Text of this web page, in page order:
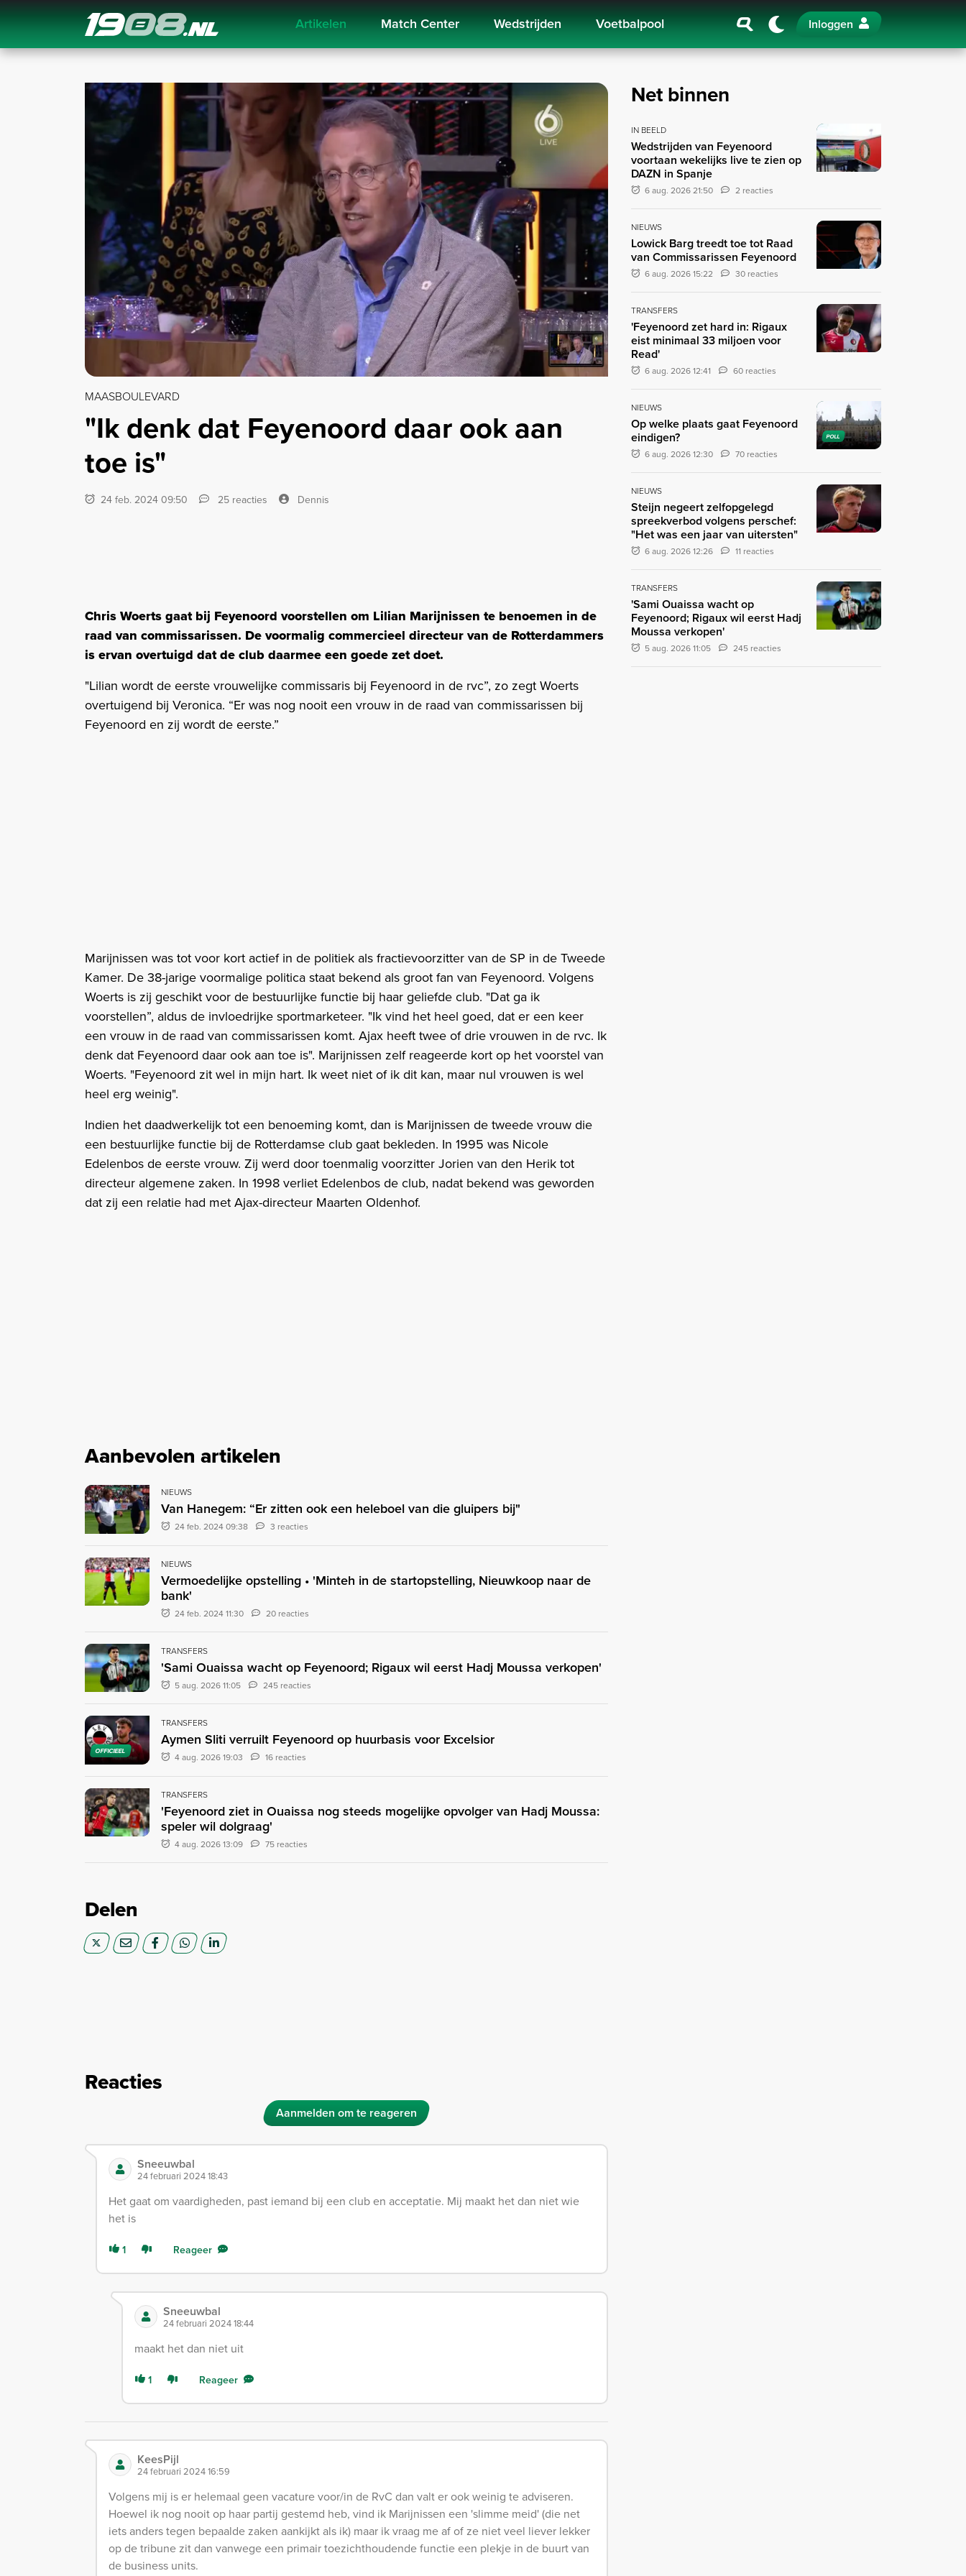
Navigation Artikelen Match Center Wedstrijden Voetbalpool Inloggen
MAASBOULEVARD
"Ik denk dat Feyenoord daar ook aan
toe is"
24 feb. 2024 09:50 25 reacties Dennis
Chris Woerts gaat bij Feyenoord voorstellen om Lilian Marijnissen te benoemen in de
raad van commissarissen. De voormalig commercieel directeur van de Rotterdammers
is ervan overtuigd dat de club daarmee een goede zet doet.
"Lilian wordt de eerste vrouwelijke commissaris bij Feyenoord in de rvc”, zo zegt Woerts
overtuigend bij Veronica. “Er was nog nooit een vrouw in de raad van commissarissen bij
Feyenoord en zij wordt de eerste.”
Marijnissen was tot voor kort actief in de politiek als fractievoorzitter van de SP in de Tweede
Kamer. De 38-jarige voormalige politica staat bekend als groot fan van Feyenoord. Volgens
Woerts is zij geschikt voor de bestuurlijke functie bij haar geliefde club. "Dat ga ik
voorstellen”, aldus de invloedrijke sportmarketeer. "Ik vind het heel goed, dat er een keer
een vrouw in de raad van commissarissen komt. Ajax heeft twee of drie vrouwen in de rvc. Ik
denk dat Feyenoord daar ook aan toe is". Marijnissen zelf reageerde kort op het voorstel van
Woerts. "Feyenoord zit wel in mijn hart. Ik weet niet of ik dit kan, maar nul vrouwen is wel
heel erg weinig".
Indien het daadwerkelijk tot een benoeming komt, dan is Marijnissen de tweede vrouw die
een bestuurlijke functie bij de Rotterdamse club gaat bekleden. In 1995 was Nicole
Edelenbos de eerste vrouw. Zij werd door toenmalig voorzitter Jorien van den Herik tot
directeur algemene zaken. In 1998 verliet Edelenbos de club, nadat bekend was geworden
dat zij een relatie had met Ajax-directeur Maarten Oldenhof.
Aanbevolen artikelen
NIEUWS
Van Hanegem: “Er zitten ook een heleboel van die gluipers bij"
24 feb. 2024 09:38 3 reacties
NIEUWS
Vermoedelijke opstelling • 'Minteh in de startopstelling, Nieuwkoop naar de
bank'
24 feb. 2024 11:30 20 reacties
TRANSFERS
'Sami Ouaissa wacht op Feyenoord; Rigaux wil eerst Hadj Moussa verkopen'
5 aug. 2026 11:05 245 reacties
OFFICIEEL
TRANSFERS
Aymen Sliti verruilt Feyenoord op huurbasis voor Excelsior
4 aug. 2026 19:03 16 reacties
TRANSFERS
'Feyenoord ziet in Ouaissa nog steeds mogelijke opvolger van Hadj Moussa:
speler wil dolgraag'
4 aug. 2026 13:09 75 reacties
Delen
Reacties
Aanmelden om te reageren
Sneeuwbal
24 februari 2024 18:43
Het gaat om vaardigheden, past iemand bij een club en acceptatie. Mij maakt het dan niet wie
het is
1 Reageer
Sneeuwbal
24 februari 2024 18:44
maakt het dan niet uit
1 Reageer
KeesPijl
24 februari 2024 16:59
Volgens mij is er helemaal geen vacature voor/in de RvC dan valt er ook weinig te adviseren.
Hoewel ik nog nooit op haar partij gestemd heb, vind ik Marijnissen een 'slimme meid' (die net
iets anders tegen bepaalde zaken aankijkt als ik) maar ik vraag me af of ze niet veel liever lekker
op de tribune zit dan vanwege een primair toezichthoudende functie een plekje in de buurt van
de business units.
Net binnen
IN BEELD
Wedstrijden van Feyenoord
voortaan wekelijks live te zien op
DAZN in Spanje
6 aug. 2026 21:50 2 reacties
NIEUWS
Lowick Barg treedt toe tot Raad
van Commissarissen Feyenoord
6 aug. 2026 15:22 30 reacties
TRANSFERS
'Feyenoord zet hard in: Rigaux
eist minimaal 33 miljoen voor
Read'
6 aug. 2026 12:41 60 reacties
POLL
NIEUWS
Op welke plaats gaat Feyenoord
eindigen?
6 aug. 2026 12:30 70 reacties
NIEUWS
Steijn negeert zelfopgelegd
spreekverbod volgens perschef:
"Het was een jaar van uitersten"
6 aug. 2026 12:26 11 reacties
TRANSFERS
'Sami Ouaissa wacht op
Feyenoord; Rigaux wil eerst Hadj
Moussa verkopen'
5 aug. 2026 11:05 245 reacties